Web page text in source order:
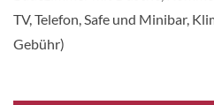
CHF
TV, Telefon, Safe und Minibar,
Gebühr)